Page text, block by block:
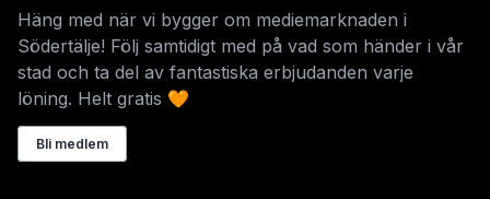
Häng med när vi bygger om mediemarknaden i
Södertälje! Följ samtidigt med på vad som händer i vår
stad och ta del av fantastiska erbjudanden varje
löning. Helt gratis 🧡
Bli medlem